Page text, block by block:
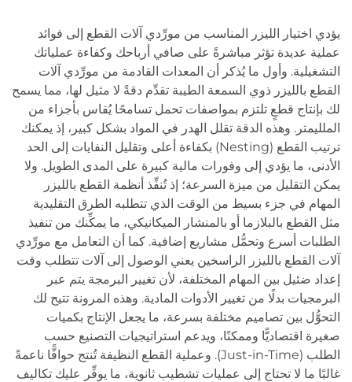
يؤدي اختيار الليزر المناسب من مورِّدي آلات القطع إلى فوائد
عملية عديدة تؤثر مباشرةً على صافي أرباحك وكفاءة عملياتك
التشغيلية. وأول ما يُذكر أن المعدات القادمة من مورِّدي آلات
القطع بالليزر ذوي السمعة الطيبة تقدِّم دقةً لا مثيل لها، مما يسمح
لك بإنتاج قطعٍ تلتزم بمواصفات تحمل تسامحًا يُقاس بأجزاء من
الملليمتر. وهذه الدقة تقلل الهدر في المواد بشكل كبير، إذ يمكنك
ترتيب القطع (Nesting) بكفاءة أعلى وتقليل النفايات إلى الحد
الأدنى، ما يؤدي إلى وفورات مالية كبيرة على المدى الطويل. ولا
يمكن التقليل من ميزة السرعة؛ إذ تُنفِّذ أنظمة القطع بالليزر
المهام في جزء بسيط من الوقت الذي تتطلبه الطرق التقليدية
مثل القطع بالبلازما أو بالمنشار الميكانيكي، ما يمكِّنك من تنفيذ
الطلبات أسرع وتحمُّل مشاريع إضافية. كما أن التعامل مع مورِّدي
آلات القطع بالليزر الراسخين يعني الوصول إلى آلات تتطلب وقت
إعداد ضئيل بين المهام المختلفة، لأن تغيير البرمجة يتم عبر
البرمجيات بدلًا من تغيير الأدوات المادية. وهذه المرونة تتيح لك
التحوُّل بين تصاميم مختلفة بسرعة، ما يجعل الإنتاج بكميات
صغيرة اقتصاديًّا وممكنًا، ويدعم استراتيجيات التصنيع حسب
الطلب (Just-in-Time). وعملية القطع النظيفة تُنتج حوافًّا ناعمةً
غالبًا ما لا تحتاج إلى عمليات تشطيب ثانوية، ما يوفِّر عليك تكاليف